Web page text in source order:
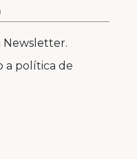
Newsletter.
a política de